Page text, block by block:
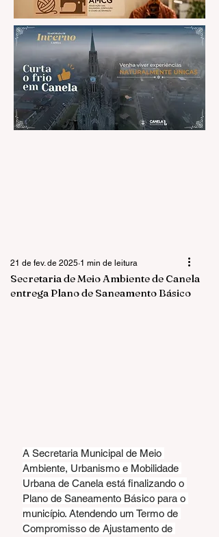
Secretaria de Meio Ambiente de Canela
entrega Plano de Saneamento Básico
21 de fev. de 2025 1 min de leitura
A Secretaria Municipal de Meio
Ambiente, Urbanismo e Mobilidade
Urbana de Canela está finalizando o
Plano de Saneamento Básico para o
município. Atendendo um Termo de
Compromisso de Ajustamento de